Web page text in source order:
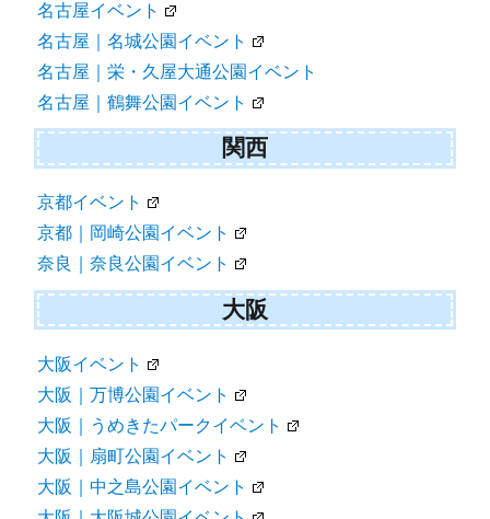
名古屋イベント
名古屋｜名城公園イベント
名古屋｜栄・久屋大通公園イベント
名古屋｜鶴舞公園イベント
関西
京都イベント
京都｜岡崎公園イベント
奈良｜奈良公園イベント
大阪
大阪イベント
大阪｜万博公園イベント
大阪｜うめきたパークイベント
大阪｜扇町公園イベント
大阪｜中之島公園イベント